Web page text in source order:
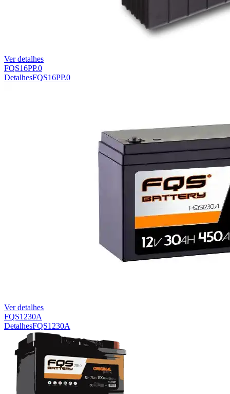
Ver detalhes
FQS16PP.0
DetalhesFQS16PP.0
Ver detalhes
FQS1230A
DetalhesFQS1230A